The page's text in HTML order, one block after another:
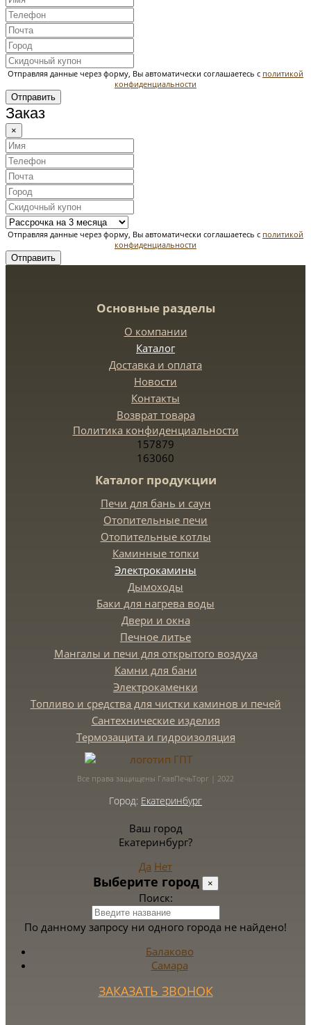
Отправляя данные через форму, Вы автоматически соглашаетесь с политикой
конфиденциальности
Отправить
Заказ
×
Отправляя данные через форму, Вы автоматически соглашаетесь с политикой
конфиденциальности
Отправить
Основные разделы
О компании
Каталог
Доставка и оплата
Новости
Контакты
Возврат товара
Политика конфиденциальности
157879
163060
Каталог продукции
Печи для бань и саун
Отопительные печи
Отопительные котлы
Каминные топки
Электрокамины
Дымоходы
Баки для нагрева воды
Двери и окна
Печное литье
Мангалы и печи для открытого воздуха
Камни для бани
Электрокаменки
Топливо и средства для чистки каминов и печей
Сантехнические изделия
Термозащита и гидроизоляция
Все права защищены ГлавПечьТорг | 2022
Город: Екатеринбург
Ваш город
Екатеринбург?
Да Нет
Выберите город ×
Поиск:
По данному запросу ни одного города не найдено!
Балаково
Самара
ЗАКАЗАТЬ ЗВОНОК